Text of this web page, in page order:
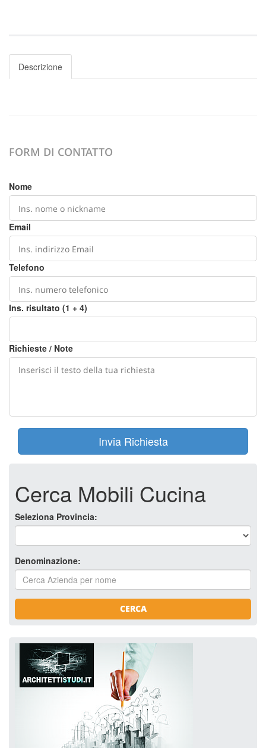
Descrizione
FORM DI CONTATTO
Nome
Email
Telefono
Ins. risultato (1 + 4)
Richieste / Note
Invia Richiesta
Cerca Mobili Cucina
Seleziona Provincia:
Denominazione:
CERCA